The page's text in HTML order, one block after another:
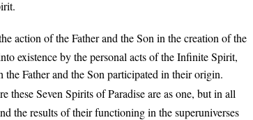
action of the Father and the Son in the creation of the
existence by the personal acts of the Infinite Spirit,
Father and the Son participated in their origin.
these Seven Spirits of Paradise are as one, but in all
the results of their functioning in the superuniverses